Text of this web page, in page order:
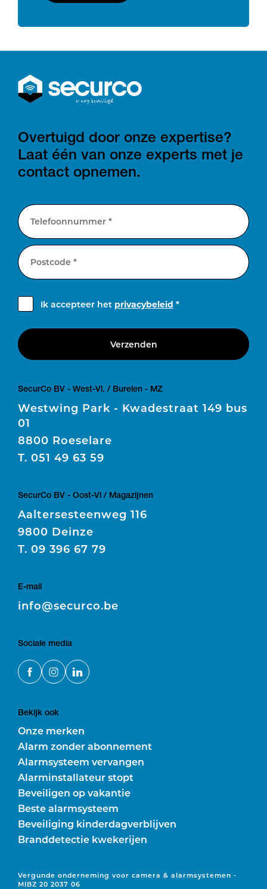
Overtuigd door onze expertise?
Laat één van onze experts met je
contact opnemen.
Telefoonnummer *
Postcode *
Ik accepteer het privacybeleid *
Verzenden
SecurCo BV - West-Vl. / Burelen - MZ
Westwing Park - Kwadestraat 149 bus
01
8800 Roeselare
T. 051 49 63 59
SecurCo BV - Oost-Vl / Magazijnen
Aaltersesteenweg 116
9800 Deinze
T. 09 396 67 79
E-mail
E
info@securco.be
Sociale media
Bekijk ook
Onze merken
Alarm zonder abonnement
Alarmsysteem vervangen
Alarminstallateur stopt
Beveiligen op vakantie
Beste alarmsysteem
Beveiliging kinderdagverblijven
Branddetectie kwekerijen
Vergunde onderneming voor camera & alarmsystemen -
MIBZ 20 2037 06